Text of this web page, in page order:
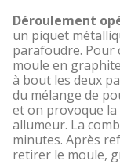
Déroulement
un piquet
parafoudre. Pour
moule en
à bout les deux
du mélange de
et on provoque la
allumeur. La
minutes. Après
retirer le moule,